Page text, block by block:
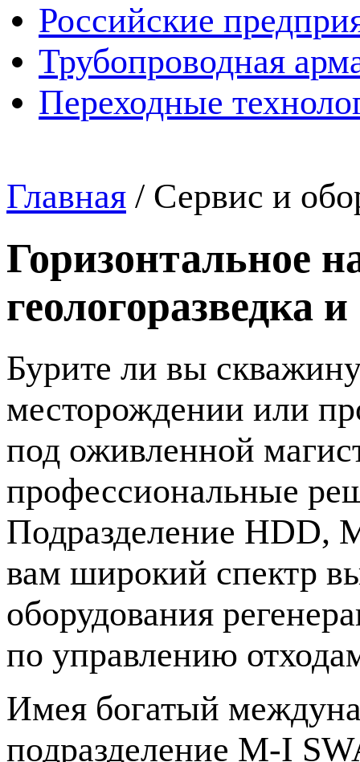
Российские
Трубопроводная
Переходные
Главная / Сервис и
Горизонтальное
геологоразведка
Бурите ли вы
месторождении или
под оживленной
профессиональные
Подразделение HDD,
вам широкий спектр
оборудования
по управлению
Имея богатый
подразделение M-I